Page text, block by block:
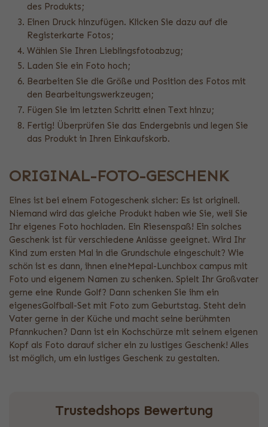
des Produkts;
Einen Druck hinzufügen. Klicken Sie dazu auf die
Registerkarte Fotos;
Wählen Sie Ihren Lieblingsfotoabzug;
Laden Sie ein Foto hoch;
Bearbeiten Sie die Größe und Position des Fotos mit
den Bearbeitungswerkzeugen;
Fügen Sie im letzten Schritt einen Text hinzu;
Fertig! Überprüfen Sie das Endergebnis und legen Sie
das Produkt in Ihren Einkaufskorb.
ORIGINAL-FOTO-GESCHENK
Eines ist bei einem Fotogeschenk sicher: Es ist originell.
Niemand wird das gleiche Produkt haben wie Sie, weil Sie
Ihr eigenes Foto hochladen. Ein Riesenspaß! Ein solches
Geschenk ist für verschiedene Anlässe geeignet. Wird Ihr
Kind zum ersten Mal in die Grundschule eingeschult? Wie
schön ist es dann, ihnen eineMepal-Lunchbox campus mit
Foto und eigenem Namen zu schenken. Spielt Ihr Großvater
gerne eine Runde Golf? Dann schenken Sie ihm ein
eigenesGolfball-Set mit Foto zum Geburtstag. Steht dein
Vater gerne in der Küche und macht seine berühmten
Pfannkuchen? Dann ist ein Kochschürze mit seinem eigenen
Kopf als Foto darauf sicher ein zu lustiges Geschenk! Alles
ist möglich, um ein lustiges Geschenk zu gestalten.
Trustedshops Bewertung